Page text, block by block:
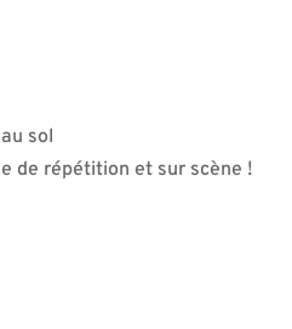
sol
de répétition et sur scène !